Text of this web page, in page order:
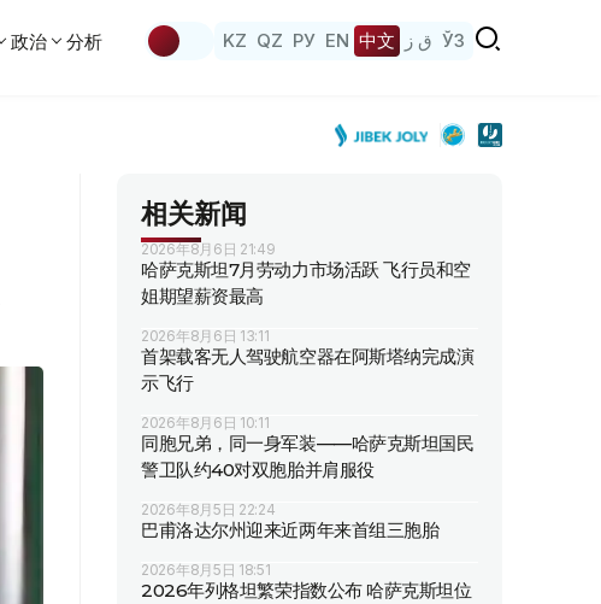
政治 分析 KZ QZ РУ EN 中文 ق ز ЎЗ
相关新闻
2026年8月6日 21:49
哈萨克斯坦7月劳动力市场活跃 飞行员和空
姐期望薪资最高
2026年8月6日 13:11
首架载客无人驾驶航空器在阿斯塔纳完成演
示飞行
2026年8月6日 10:11
同胞兄弟，同一身军装——哈萨克斯坦国民
警卫队约40对双胞胎并肩服役
2026年8月5日 22:24
巴甫洛达尔州迎来近两年来首组三胞胎
2026年8月5日 18:51
2026年列格坦繁荣指数公布 哈萨克斯坦位